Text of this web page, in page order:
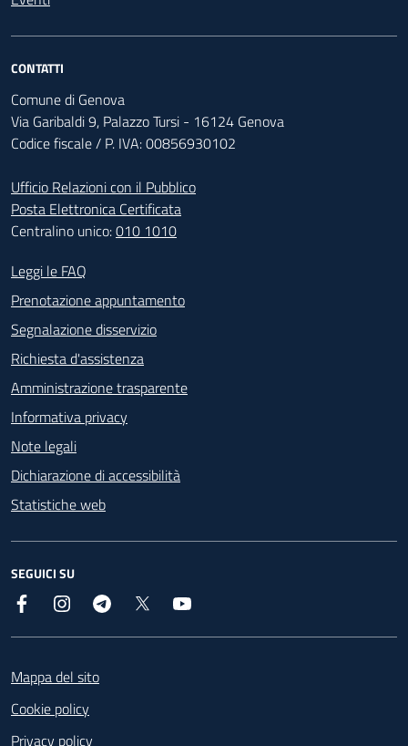
CONTATTI
Comune di Genova
Via Garibaldi 9, Palazzo Tursi - 16124 Genova
Codice fiscale / P. IVA: 00856930102
Ufficio Relazioni con il Pubblico
Posta Elettronica Certificata
Centralino unico:010 1010
Footer - Contatti
Leggi le FAQ
Prenotazione appuntamento
Segnalazione disservizio
Richiesta d'assistenza
Amministrazione trasparente
Informativa privacy
Note legali
Dichiarazione di accessibilità
Statistiche web
SEGUICI SU
Facebook InstagramTelegram
Mappa del sito
Cookie policy
Privacy policy